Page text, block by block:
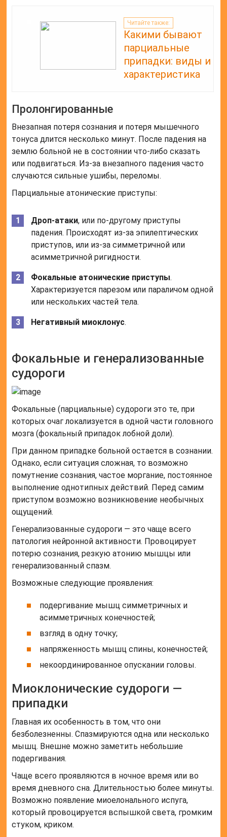
Читайте также:
Какими бывают
парциальные
припадки: виды и
характеристика
Пролонгированные
Внезапная потеря сознания и потеря мышечного
тонуса длится несколько минут. После падения на
землю больной не в состоянии что-либо сказать
или подвигаться. Из-за внезапного падения часто
случаются сильные ушибы, переломы.
Парциальные атонические приступы:
Дроп-атаки, или по-другому приступы
падения. Происходят из-за эпилептических
приступов, или из-за симметричной или
асимметричной ригидности.
Фокальные атонические приступы.
Характеризуется парезом или параличом одной
или нескольких частей тела.
Негативный миоклонус.
Фокальные и генерализованные
судороги
Фокальные (парциальные) судороги это те, при
которых очаг локализуется в одной части головного
мозга (фокальный припадок лобной доли).
При данном припадке больной остается в сознании.
Однако, если ситуация сложная, то возможно
помутнение сознания, частое моргание, постоянное
выполнение однотипных действий. Перед самим
приступом возможно возникновение необычных
ощущений.
Генерализованные судороги — это чаще всего
патология нейронной активности. Провоцирует
потерю сознания, резкую атонию мышцы или
генерализованный спазм.
Возможные следующие проявления:
подергивание мышц симметричных и
асимметричных конечностей;
взгляд в одну точку;
напряженность мышц спины, конечностей;
некоординированное опускании головы.
Миоклонические судороги —
припадки
Главная их особенность в том, что они
безболезненны. Спазмируются одна или несколько
мышц. Внешне можно заметить небольшие
подергивания.
Чаще всего проявляются в ночное время или во
время дневного сна. Длительностью более минуты.
Возможно появление миоелонального испуга,
который провоцируется вспышкой света, громким
стуком, криком.